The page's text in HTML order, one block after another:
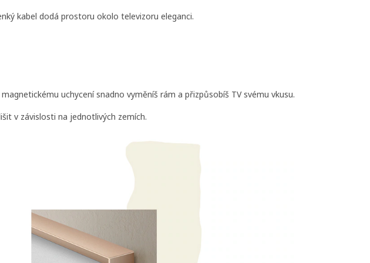
kabel dodá prostoru okolo televizoru eleganci.
uchycení snadno vyměníš rám a přizpůsobíš TV svému vkusu.
v závislosti na jednotlivých zemích.